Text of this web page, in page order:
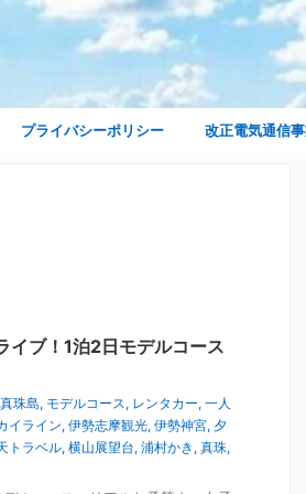
プライバシーポリシー 改正電気通信
イブ！1泊2日モデルコース
珠島, モデルコース, レンタカー, 一人
イライン, 伊勢志摩観光, 伊勢神宮, 夕
トラベル, 横山展望台, 浦村かき , 真珠,